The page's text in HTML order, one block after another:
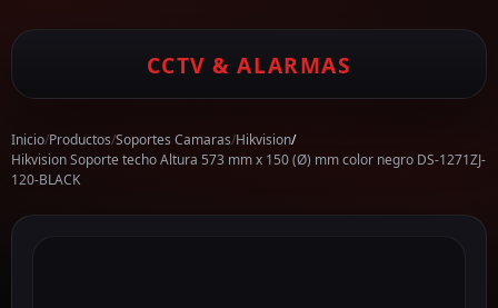
CCTV & ALARMAS
Inicio/Productos/Soportes Camaras/Hikvision/
Hikvision Soporte techo Altura 573 mm x 150 (Ø) mm color negro DS-1271ZJ-
120-BLACK